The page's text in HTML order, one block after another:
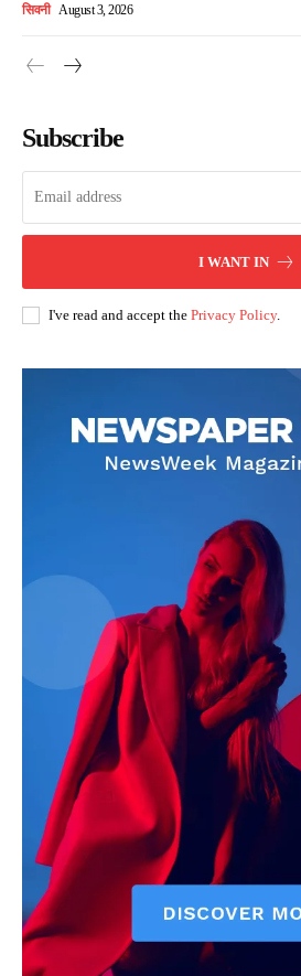
सिवनी August 3, 2026
Subscribe
I WANT IN
I've read and accept the Privacy Policy.